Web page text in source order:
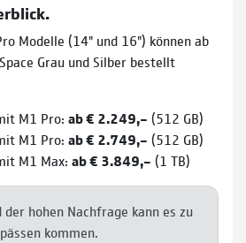
Modelle (14" und 16") können ab
Grau und Silber bestellt
M1 Pro: ab € 2.249,– (512 GB)
M1 Pro: ab € 2.749,– (512 GB)
M1 Max: ab € 3.849,– (1 TB)
hohen Nachfrage kann es zu
kommen.